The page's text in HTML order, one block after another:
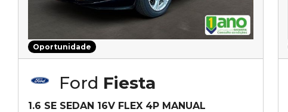
Oportunidade
Ford Fiesta
1.6 SE SEDAN 16V FLEX 4P MANUAL